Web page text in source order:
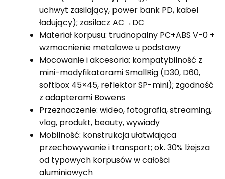
uchwyt zasilający, power bank PD, kabel
ładujący); zasilacz AC→DC
Materiał korpusu: trudnopalny PC+ABS V-0 +
wzmocnienie metalowe u podstawy
Mocowanie i akcesoria: kompatybilność z
mini-modyfikatorami SmallRig (D30, D60,
softbox 45×45, reflektor SP-mini); zgodność
z adapterami Bowens
Przeznaczenie: wideo, fotografia, streaming,
vlog, produkt, beauty, wywiady
Mobilność: konstrukcja ułatwiająca
przechowywanie i transport; ok. 30% lżejsza
od typowych korpusów w całości
aluminiowych